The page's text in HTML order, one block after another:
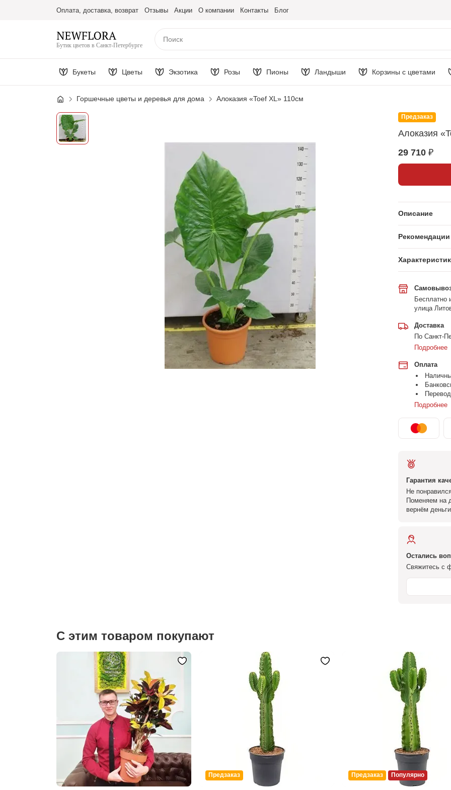
Оплата, доставка, возврат Отзывы Акции О компании Контакты Блог
Бутик цветов в Санкт-Петербурге
Букеты Цветы Экзотика Розы Пионы Ландыши Корзины с цветами
Горшечные цветы и деревья для дома Алоказия «Toef XL» 110см
Предзаказ
Алоказия
29 710 ₽
Описание
Бесплатно
улица
Доставка
По Санкт-
Подробнее
Оплата
Подробнее
Гарантия
Не
Поменяем на
вернём деньги
Остались
Свяжитесь с
С этим товаром покупают
Предзаказ Предзаказ Популярно